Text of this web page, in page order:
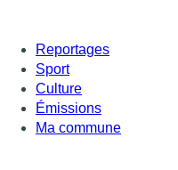
Reportages
Sport
Culture
Émissions
Ma commune